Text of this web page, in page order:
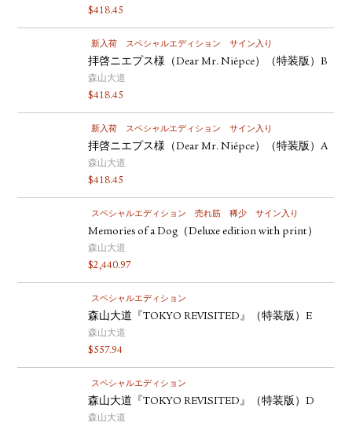
$418.45
新入荷 スペシャルエディション サイン入り
拝啓ニエプス様（Dear Mr. Niépce）（特装版）B
森山大道
$418.45
新入荷 スペシャルエディション サイン入り
拝啓ニエプス様（Dear Mr. Niépce）（特装版）A
森山大道
$418.45
スペシャルエディション 売れ筋 稀少 サイン入り
Memories of a Dog（Deluxe edition with print）
森山大道
$2,440.97
スペシャルエディション
森山大道『TOKYO REVISITED』（特装版）E
森山大道
$557.94
スペシャルエディション
森山大道『TOKYO REVISITED』（特装版）D
森山大道